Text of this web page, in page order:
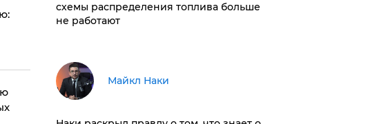
схемы распределения топлива больше
не работают
Майкл Наки